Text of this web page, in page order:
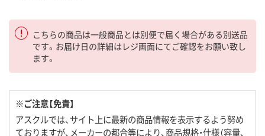
こちらの商品は一般商品とは別便で届く場合がある別送品
です。お届け日の詳細はレジ画面にてご確認をお願い致し
ます。
※ご注意【免責】
アスクルでは、サイト上に最新の商品情報を表示するよう努め
ておりますが、メーカーの都合等により、商品規格・仕様（容量、